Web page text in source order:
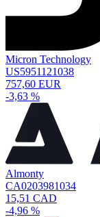
Micron Technology
US5951121038
757,60 EUR
-3,63 %
Almonty
CA0203981034
15,51 CAD
-4,96 %